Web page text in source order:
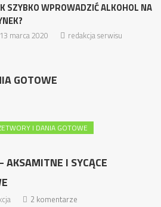
SZYBKO WPROWADZIĆ ALKOHOL NA
13 marca 2020 redakcja serwisu
GOTOWE
I DANIA GOTOWE
I SYCĄCE
2 komentarze